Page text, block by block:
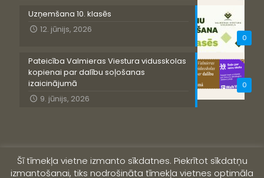
0
Uzņemšana 10. klasēs
12. jūnijs, 2026
0
Pateicība Valmieras Viestura vidusskolas
kopienai par dalību soļošanas
izaicinājumā
9. jūnijs, 2026
Šī tīmekļa vietne izmanto sīkdatnes. Piekrītot sīkdatņu
izmantošanai, tiks nodrošināta tīmekļa vietnes optimāla